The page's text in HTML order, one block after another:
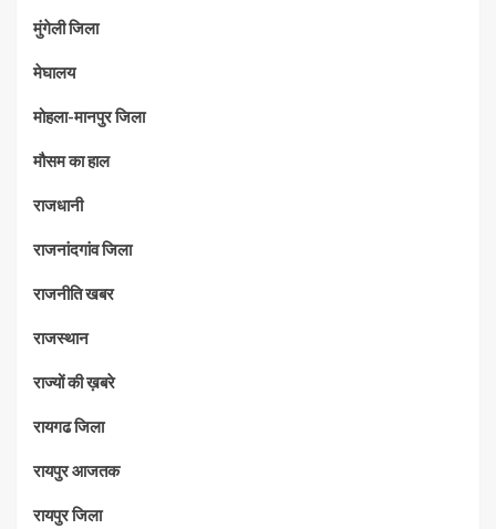
मुंगेली जिला
मेघालय
मोहला-मानपुर जिला
मौसम का हाल
राजधानी
राजनांदगांव जिला
राजनीति खबर
राजस्थान
राज्यों की ख़बरे
रायगढ जिला
रायपुर आजतक
रायपुर जिला